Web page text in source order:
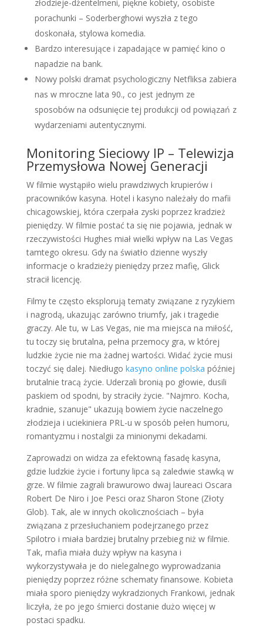
złodzieje-dżentelmeni, piękne kobiety, osobiste
porachunki – Soderberghowi wyszła z tego
doskonała, stylowa komedia.
Bardzo interesujące i zapadające w pamięć kino o
napadzie na bank.
Nowy polski dramat psychologiczny Netfliksa zabiera
nas w mroczne lata 90., co jest jednym ze
sposobów na odsunięcie tej produkcji od powiązań z
wydarzeniami autentycznymi.
Monitoring Sieciowy IP – Telewizja
Przemysłowa Nowej Generacji
W filmie wystąpiło wielu prawdziwych krupierów i
pracowników kasyna. Hotel i kasyno należały do mafii
chicagowskiej, która czerpała zyski poprzez kradzież
pieniędzy. W filmie postać ta się nie pojawia, jednak w
rzeczywistości Hughes miał wielki wpływ na Las Vegas
tamtego okresu. Gdy na światło dzienne wyszły
informacje o kradzieży pieniędzy przez mafię, Glick
stracił licencję.
Filmy te często eksplorują tematy związane z ryzykiem
i nagrodą, ukazując zarówno triumfy, jak i tragedie
graczy. Ale tu, w Las Vegas, nie ma miejsca na miłość,
tu toczy się brutalna, pełna przemocy gra, w której
ludzkie życie nie ma żadnej wartości. Widać życie musi
toczyć się dalej. Niedługo kasyno online polska później
brutalnie tracą życie. Uderzali bronią po głowie, dusili
paskiem od spodni, by straciły życie. "Najmro. Kocha,
kradnie, szanuje" ukazują bowiem życie naczelnego
złodzieja i uciekiniera PRL-u w sposób pełen humoru,
romantyzmu i nostalgii za minionymi dekadami.
Zaprowadzi on widza za efektowną fasadę kasyna,
gdzie ludzkie życie i fortuny lipca są zaledwie stawką w
grze. W filmie zagrali brawurowo dwaj laureaci Oscara
Robert De Niro i Joe Pesci oraz Sharon Stone (Złoty
Glob). Tak, ale w innych okolicznościach – była
związana z przesłuchaniem podejrzanego przez
Spilotro i miała bardziej brutalny przebieg niż w filmie.
Tak, mafia miała duży wpływ na kasyna i
wykorzystywała je do nielegalnego wyprowadzania
pieniędzy poprzez różne schematy finansowe. Kobieta
miała sporo pieniędzy wykradzionych Frankowi, jednak
liczyła, że po jego śmierci dostanie dużo więcej w
postaci spadku.